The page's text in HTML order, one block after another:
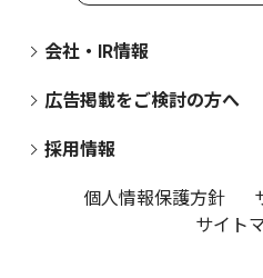
会社・IR情報
広告掲載をご検討の方へ
採用情報
個人情報保護方針
サイト